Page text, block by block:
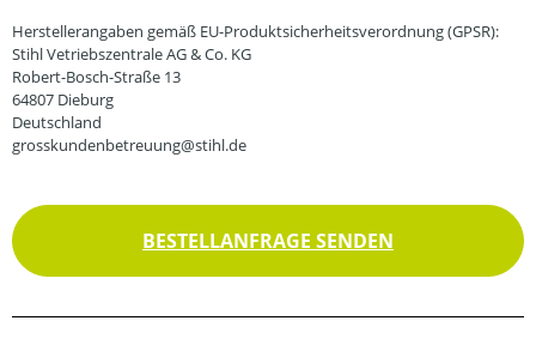
Herstellerangaben gemäß EU-Produktsicherheitsverordnung (GPSR):
Stihl Vetriebszentrale AG & Co. KG
Robert-Bosch-Straße 13
64807 Dieburg
Deutschland
grosskundenbetreuung@stihl.de
BESTELLANFRAGE SENDEN